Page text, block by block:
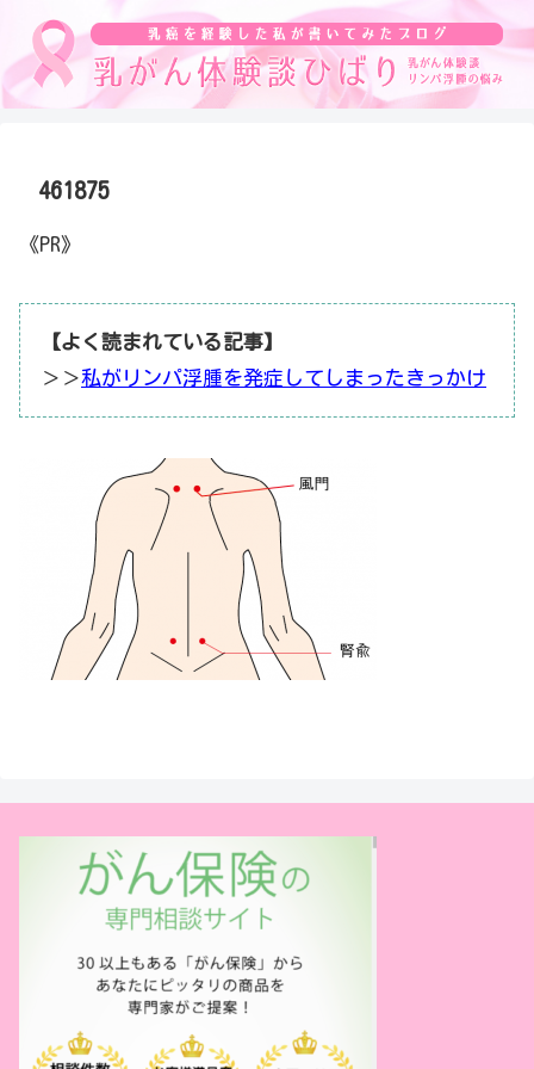
461875
《PR》
【よく読まれている記事】
＞＞私がリンパ浮腫を発症してしまったきっかけ